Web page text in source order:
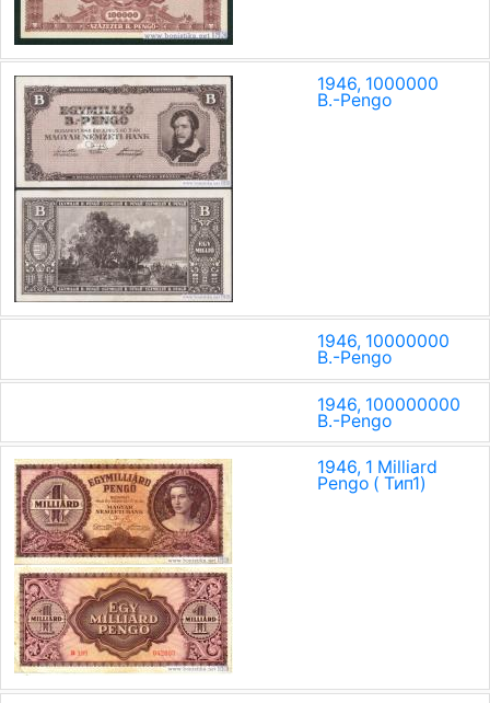
1946, 1000000
B.-Pengo
1946, 10000000
B.-Pengo
1946, 100000000
B.-Pengo
1946, 1 Milliard
Pengo ( Тип1)